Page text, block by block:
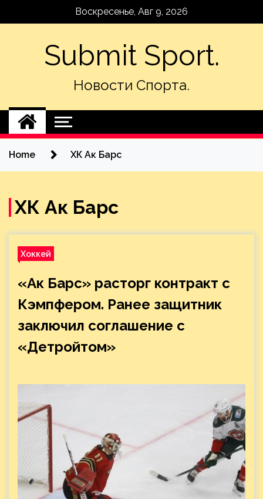
Воскресенье, Авг 9, 2026
Submit Sport.
Новости Спорта.
Home ХК Ак Барс
ХК Ак Барс
Хоккей
«Ак Барс» расторг контракт с
Кэмпфером. Ранее защитник
заключил соглашение с
«Детройтом»